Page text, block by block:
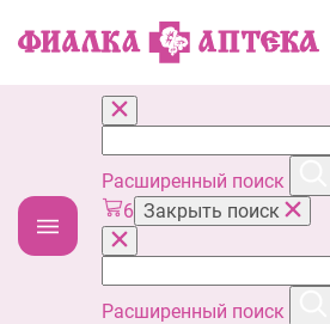
Расширенный поиск
6 Закрыть поиск
Расширенный поиск